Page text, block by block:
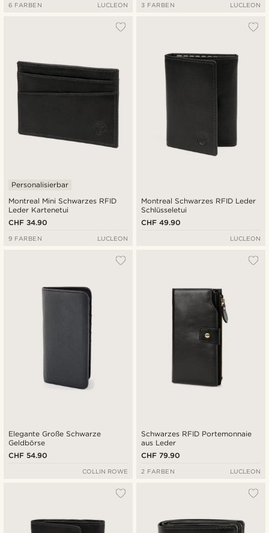
6 FARBEN LUCLEON 3 FARBEN LUCLEON
Montreal Mini Schwarzes RFID
Leder Kartenetui
Personalisierbar
CHF 34.90
9 FARBEN LUCLEON
Montreal Schwarzes RFID Leder
Schlüsseletui
CHF 49.90
LUCLEON
Elegante Große Schwarze
Geldbörse
CHF 54.90
COLLIN ROWE
Schwarzes RFID Portemonnaie
aus Leder
CHF 79.90
2 FARBEN LUCLEON